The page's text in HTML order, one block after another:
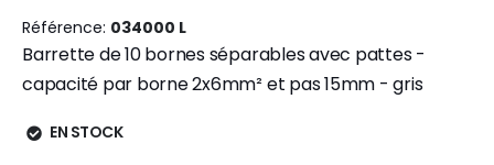
Référence 034000 L
Barrette de 10 bornes séparables avec pattes -
capacité par borne 2x6mm² et pas 15mm - gris
EN STOCK